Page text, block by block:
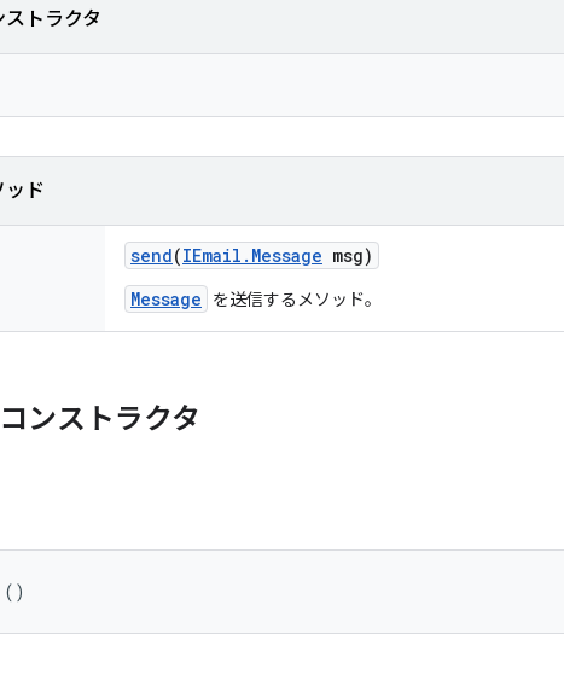
トラクタ
ド
send(IEmail . Message msg)
Message
を送信するメソッド。
ンストラクタ
()